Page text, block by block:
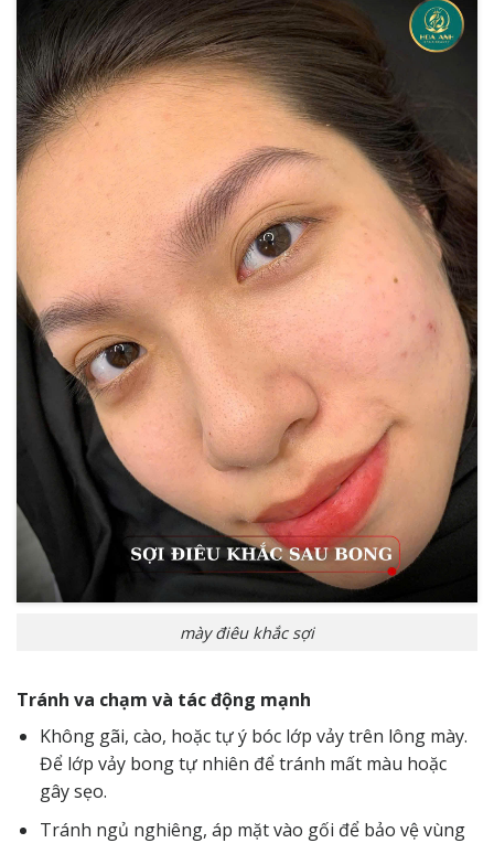
mày điêu khắc sợi
Tránh va chạm và tác động mạnh
Không gãi, cào, hoặc tự ý bóc lớp vảy trên lông mày.
Để lớp vảy bong tự nhiên để tránh mất màu hoặc
gây sẹo.
Tránh ngủ nghiêng, áp mặt vào gối để bảo vệ vùng